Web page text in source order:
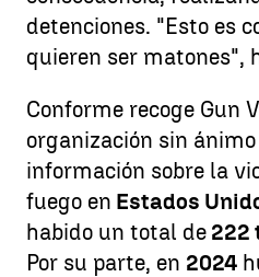
detenciones. "Esto es
quieren ser matones",
Conforme recoge Gun
organización sin
información sobre la
fuego en Estados
habido un total de 222
Por su parte, en 2024